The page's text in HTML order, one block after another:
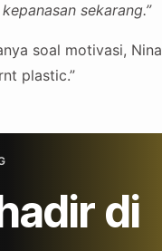
sekarang.”
soal motivasi,
plastic.”
di